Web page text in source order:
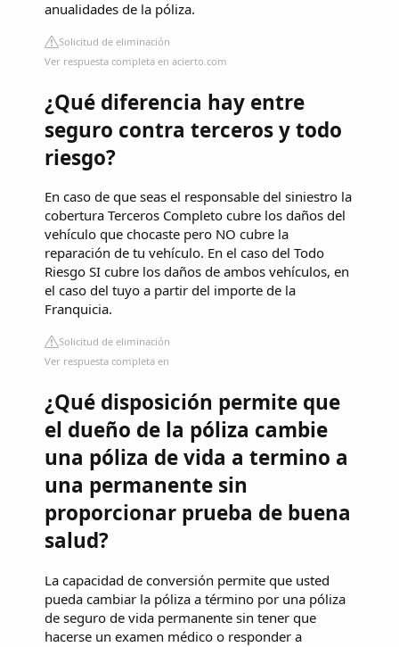
anualidades de la póliza.
Solicitud de eliminación
Ver respuesta completa en acierto.com
¿Qué diferencia hay entre
seguro contra terceros y todo
riesgo?
En caso de que seas el responsable del siniestro la
cobertura Terceros Completo cubre los daños del
vehículo que chocaste pero NO cubre la
reparación de tu vehículo. En el caso del Todo
Riesgo SI cubre los daños de ambos vehículos, en
el caso del tuyo a partir del importe de la
Franquicia.
Solicitud de eliminación
Ver respuesta completa en
¿Qué disposición permite que
el dueño de la póliza cambie
una póliza de vida a termino a
una permanente sin
proporcionar prueba de buena
salud?
La capacidad de conversión permite que usted
pueda cambiar la póliza a término por una póliza
de seguro de vida permanente sin tener que
hacerse un examen médico o responder a